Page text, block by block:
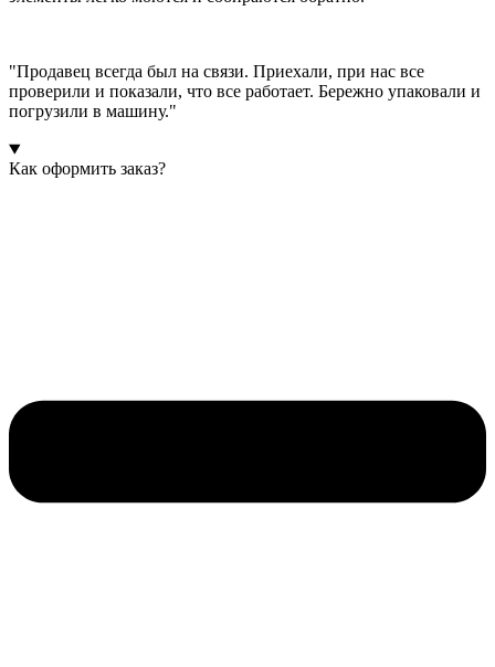
"Продавец всегда был на связи. Приехали, при нас все
проверили и показали, что все работает. Бережно упаковали и
погрузили в машину."
Как оформить заказ?